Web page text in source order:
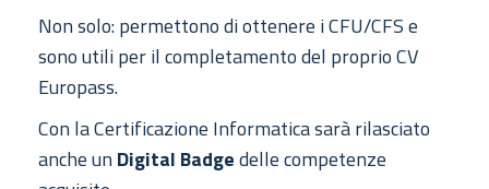
Non solo: permettono di ottenere i CFU/CFS e
sono utili per il completamento del proprio CV
Europass.
Con la Certificazione Informatica sarà rilasciato
anche un Digital Badgedelle competenze